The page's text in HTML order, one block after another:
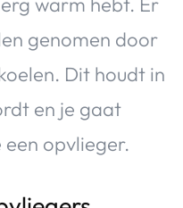
genomen door
Dit houdt in
en je gaat
opvlieger.